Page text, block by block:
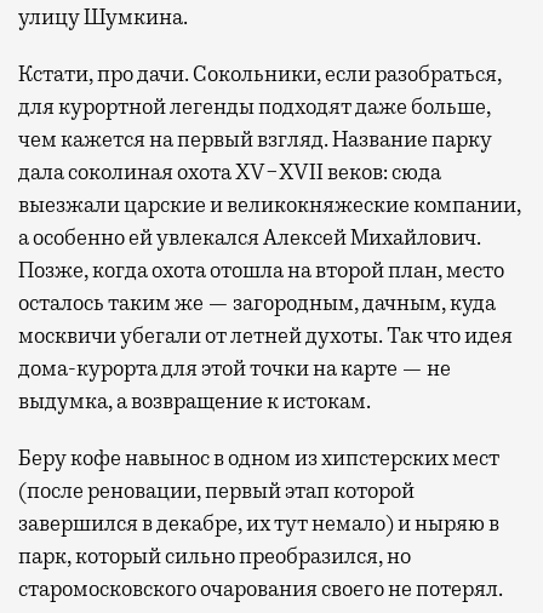
улицу Шумкина.
Кстати, про дачи. Сокольники, если разобраться,
для курортной легенды подходят даже больше,
чем кажется на первый взгляд. Название парку
дала соколиная охота XV−XVII веков: сюда
выезжали царские и великокняжеские компании,
а особенно ей увлекался Алексей Михайлович.
Позже, когда охота отошла на второй план, место
осталось таким же — загородным, дачным, куда
москвичи убегали от летней духоты. Так что идея
дома-курорта для этой точки на карте — не
выдумка, а возвращение к истокам.
Беру кофе навынос в одном из хипстерских мест
(после реновации, первый этап которой
завершился в декабре, их тут немало) и ныряю в
парк, который сильно преобразился, но
старомосковского очарования своего не потерял.